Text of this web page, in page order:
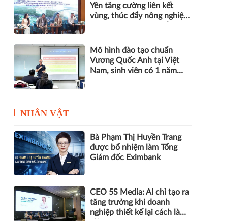
Yên tăng cường liên kết
vùng, thúc đẩy nông nghiệp
Mô hình đào tạo chuẩn
Vương Quốc Anh tại Việt
Nam, sinh viên có 1 năm
NHÂN VẬT
Bà Phạm Thị Huyền Trang
được bổ nhiệm làm Tổng
Giám đốc Eximbank
CEO 5S Media: AI chỉ tạo ra
tăng trưởng khi doanh
nghiệp thiết kế lại cách làm